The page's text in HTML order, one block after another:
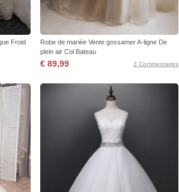
Froid
Robe de mariée Vente gossamer A-ligne De
plein air Col Bateau
€ 89,99 3 Commentaires